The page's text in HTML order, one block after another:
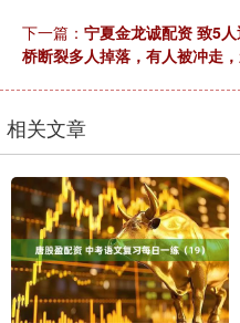
下一篇： 宁夏金龙诚配资 致5
桥断裂多人掉落，有人被冲走
相关文章